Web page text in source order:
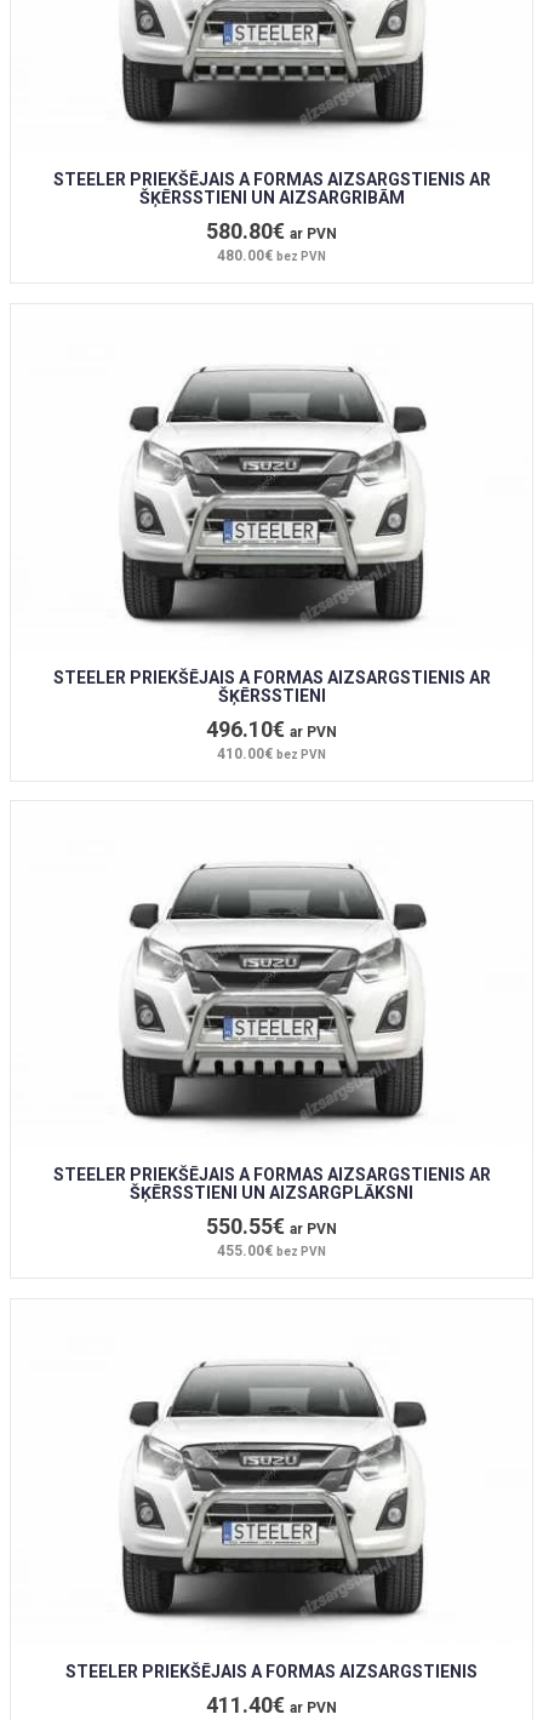
STEELER PRIEKŠĒJAIS A FORMAS AIZSARGSTIENIS AR
ŠĶĒRSSTIENI UN AIZSARGRIBĀM
580.80€ ar PVN
480.00€ bez PVN
STEELER PRIEKŠĒJAIS A FORMAS AIZSARGSTIENIS AR
ŠĶĒRSSTIENI
496.10€ ar PVN
410.00€ bez PVN
STEELER PRIEKŠĒJAIS A FORMAS AIZSARGSTIENIS AR
ŠĶĒRSSTIENI UN AIZSARGPLĀKSNI
550.55€ ar PVN
455.00€ bez PVN
STEELER PRIEKŠĒJAIS A FORMAS AIZSARGSTIENIS
411.40€ ar PVN